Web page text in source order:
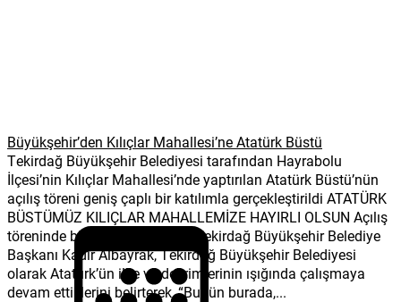
Büyükşehir’den Kılıçlar Mahallesi’ne Atatürk Büstü
Tekirdağ Büyükşehir Belediyesi tarafından Hayrabolu
İlçesi’nin Kılıçlar Mahallesi’nde yaptırılan Atatürk Büstü’nün
açılış töreni geniş çaplı bir katılımla gerçekleştirildi ATATÜRK
BÜSTÜMÜZ KILIÇLAR MAHALLEMİZE HAYIRLI OLSUN Açılış
töreninde bir konuşma yapan Tekirdağ Büyükşehir Belediye
Başkanı Kadir Albayrak, Tekirdağ Büyükşehir Belediyesi
olarak Atatürk’ün ilke ve devrimlerinin ışığında çalışmaya
devam ettiklerini belirterek, “Bugün burada,...